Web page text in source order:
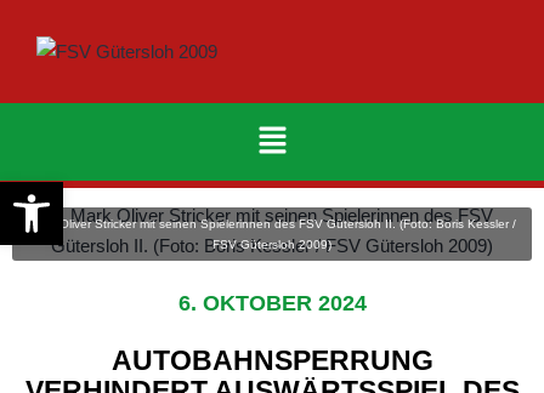
Mark Oliver Stricker mit seinen Spielerinnen des FSV Gütersloh II. (Foto: Boris Kessler /
FSV Gütersloh 2009)
6. OKTOBER 2024
AUTOBAHNSPERRUNG
Werkzeugleiste öffnen